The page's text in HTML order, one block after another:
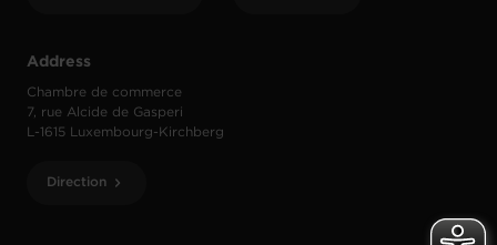
Address
Chambre de commerce
7, rue Alcide de Gasperi
L-1615 Luxembourg-Kirchberg
Direction